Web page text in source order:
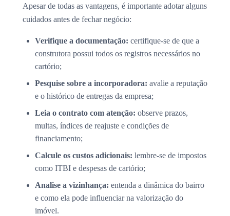
Apesar de todas as vantagens, é importante adotar alguns
cuidados antes de fechar negócio:
Verifique a documentação: certifique-se de que a
construtora possui todos os registros necessários no
cartório;
Pesquise sobre a incorporadora: avalie a reputação
e o histórico de entregas da empresa;
Leia o contrato com atenção: observe prazos,
multas, índices de reajuste e condições de
financiamento;
Calcule os custos adicionais: lembre-se de impostos
como ITBI e despesas de cartório;
Analise a vizinhança: entenda a dinâmica do bairro
e como ela pode influenciar na valorização do
imóvel.